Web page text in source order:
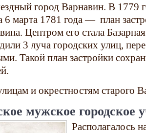
город Варнавин. В 1779
6 марта 1781 года — план
Центром его стала
3 луча городских улиц,
Такой план застройки
и окрестностям старого
мужское городское
Располагалось